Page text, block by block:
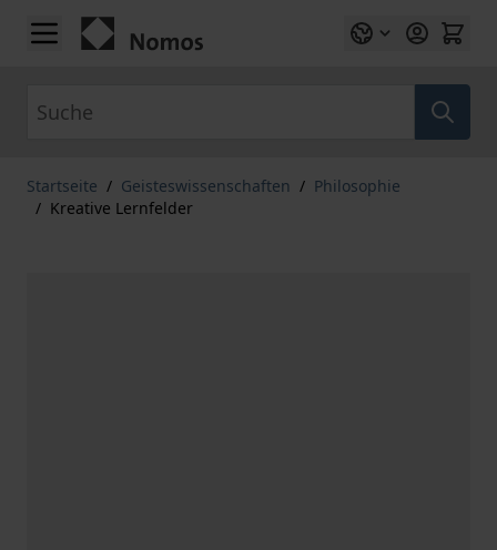
Zum Inhalt springen
Startseite / Geisteswissenschaften / Philosophie
/ Kreative Lernfelder